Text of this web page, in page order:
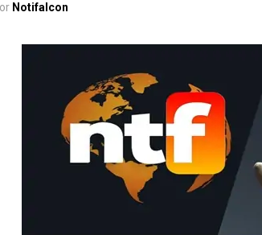
Notifalcon